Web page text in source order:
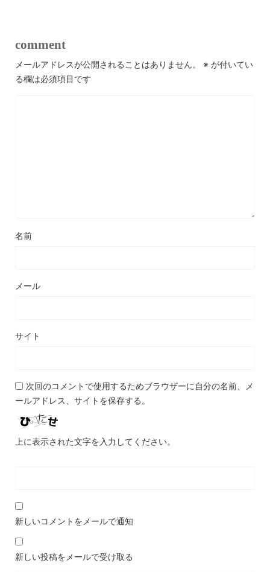
comment
メールアドレスが公開されることはありません。 ※ が付いてい
る欄は必須項目です
名前
メール
サイト
次回のコメントで使用するためブラウザーに自分の名前、メ
ールアドレス、サイトを保存する。
上に表示された文字を入力してください。
新しいコメントをメールで通知
新しい投稿をメールで受け取る